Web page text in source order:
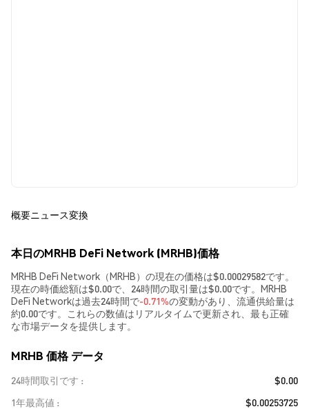
概要ニュース変換
本日のMRHB DeFi Network (MRHB)価格
MRHB DeFi Network（MRHB）の現在の価格は$0.00029582です。
現在の時価総額は$0.00で、24時間の取引量は$0.00です。MRHB
DeFi Networkは過去24時間で-0.71%の変動があり、流通供給量は
約0.00です。これらの数値はリアルタイムで更新され、最も正確
な市場データを提供します。
MRHB 価格 データ
24時間取引です
$0.00
1年最高値
$0.00253725